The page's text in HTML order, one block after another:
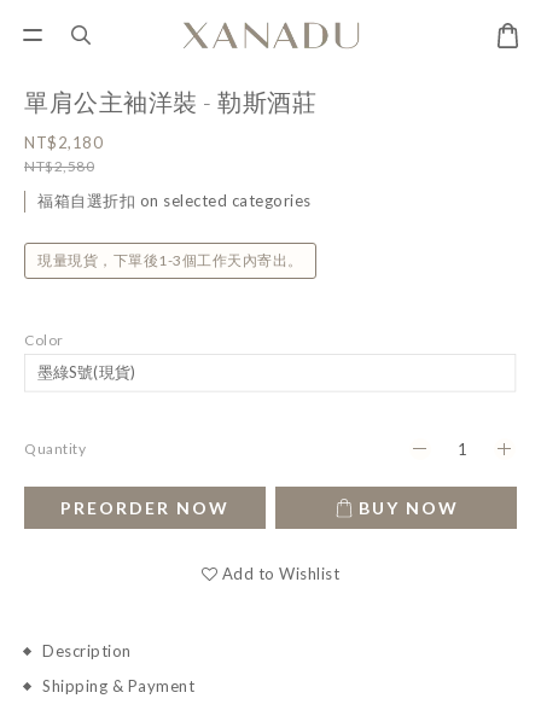
單肩公主袖洋裝 - 勒斯酒莊
NT$2,180
NT$2,580
福箱自選折扣 on selected categories
現量現貨，下單後1-3個工作天內寄出。
Color
Quantity
PREORDER NOW BUY NOW
Add to Wishlist
Description
Shipping & Payment